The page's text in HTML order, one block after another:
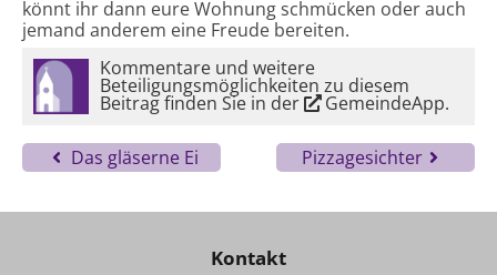
könnt ihr dann eure Wohnung schmücken oder auch
jemand anderem eine Freude bereiten.
Kommentare und weitere
Beteiligungsmöglichkeiten zu diesem
Beitrag finden Sie in der GemeindeApp.
Das gläserne Ei Pizzagesichter
Kontakt